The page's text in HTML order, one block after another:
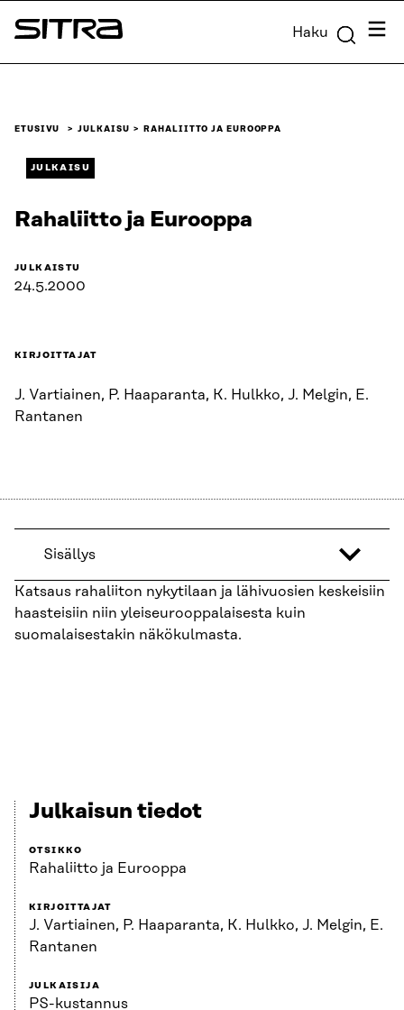
Siirry
suoraan
Sitra Haku
ETUSIVU JULKAISU RAHALIITTO JA EUROOPPA
JULKAISU
Rahaliitto ja Eurooppa
JULKAISTU
24.5.2000
KIRJOITTAJAT
J. Vartiainen, P. Haaparanta, K. Hulkko, J. Melgin, E.
Rantanen
Sisällys
Katsaus rahaliiton nykytilaan ja lähivuosien keskeisiin
haasteisiin niin yleiseurooppalaisesta kuin
suomalaisestakin näkökulmasta.
Julkaisun tiedot
OTSIKKO
Rahaliitto ja Eurooppa
KIRJOITTAJAT
J. Vartiainen, P. Haaparanta, K. Hulkko, J. Melgin, E.
Rantanen
JULKAISIJA
PS-kustannus